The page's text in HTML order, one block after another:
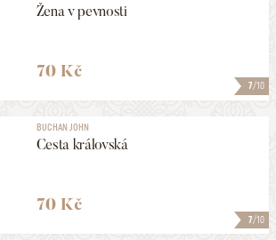
7/10
Žena v pevnosti
70 Kč
7/10
BUCHAN JOHN
Cesta královská
70 Kč